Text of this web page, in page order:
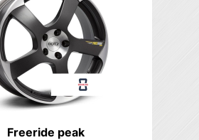
Freeride peak